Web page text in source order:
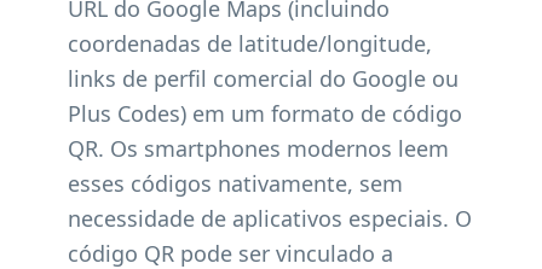
URL do Google Maps (incluindo
coordenadas de latitude/longitude,
links de perfil comercial do Google ou
Plus Codes) em um formato de código
QR. Os smartphones modernos leem
esses códigos nativamente, sem
necessidade de aplicativos especiais. O
código QR pode ser vinculado a